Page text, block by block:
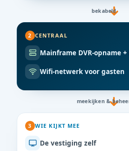
bekabeld
2 CENTRAAL
Mainframe DVR-opname
Wifi-netwerk voor gasten
meekijken &
3 WIE KIJKT MEE
De vestiging zelf